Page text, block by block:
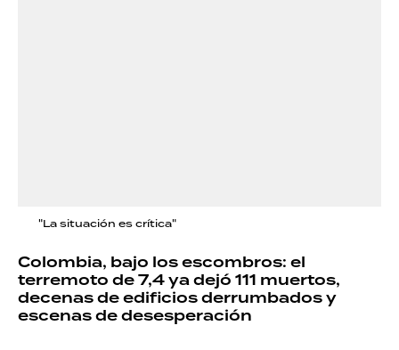
"La situación es crítica"
Colombia, bajo los escombros: el
terremoto de 7,4 ya dejó 111 muertos,
decenas de edificios derrumbados y
escenas de desesperación